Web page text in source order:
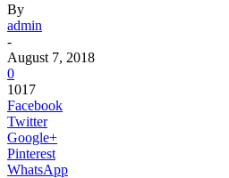
By
admin
-
August 7, 2018
0
1017
Facebook
Twitter
Google+
Pinterest
WhatsApp